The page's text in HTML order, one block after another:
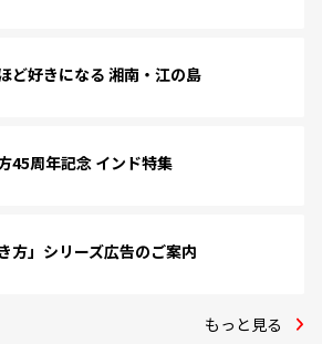
ど好きになる 湘南・江の島
45周年記念 インド特集
方」シリーズ広告のご案内
もっと見る